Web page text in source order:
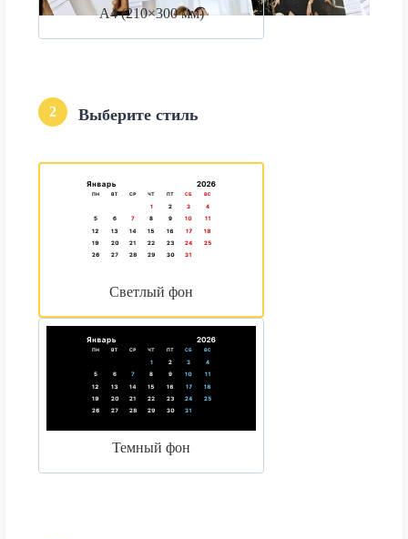
А4 (210×300 мм)
2 Выберите стиль
Светлый фон
Темный фон